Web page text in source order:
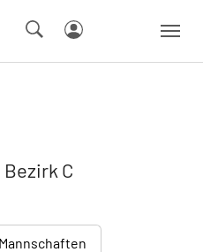
Bezirk C
Mannschaften